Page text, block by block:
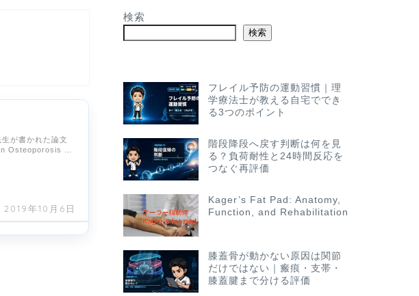
2019年10月6日
が書かれた論文
Osteoporosis …
検索
検索
フレイル予防の運動習慣｜理
学療法士が教える自宅ででき
る3つのポイント
階段降段へ戻す判断は何を見
る？負荷耐性と24時間反応を
つなぐ再評価
Kager’s Fat Pad: Anatomy,
Function, and Rehabilitation
膝蓋骨が動かない原因は関節
だけではない｜瘢痕・支帯・
膝蓋腱まで分ける評価